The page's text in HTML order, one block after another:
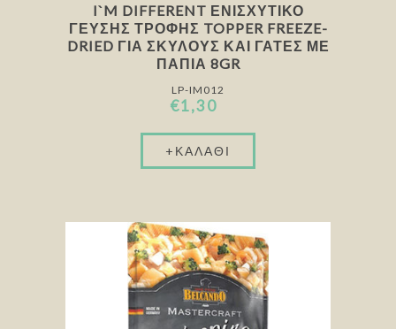
I`M DIFFERENT ΕΝΙΣΧΥΤΙΚΌ
ΓΕΎΣΗΣ ΤΡΟΦΉΣ TOPPER FREEZE-
DRIED ΓΙΑ ΣΚΎΛΟΥΣ ΚΑΙ ΓΆΤΕΣ ΜΕ
ΠΆΠΙΑ 8GR
LP-IM012
€1,30